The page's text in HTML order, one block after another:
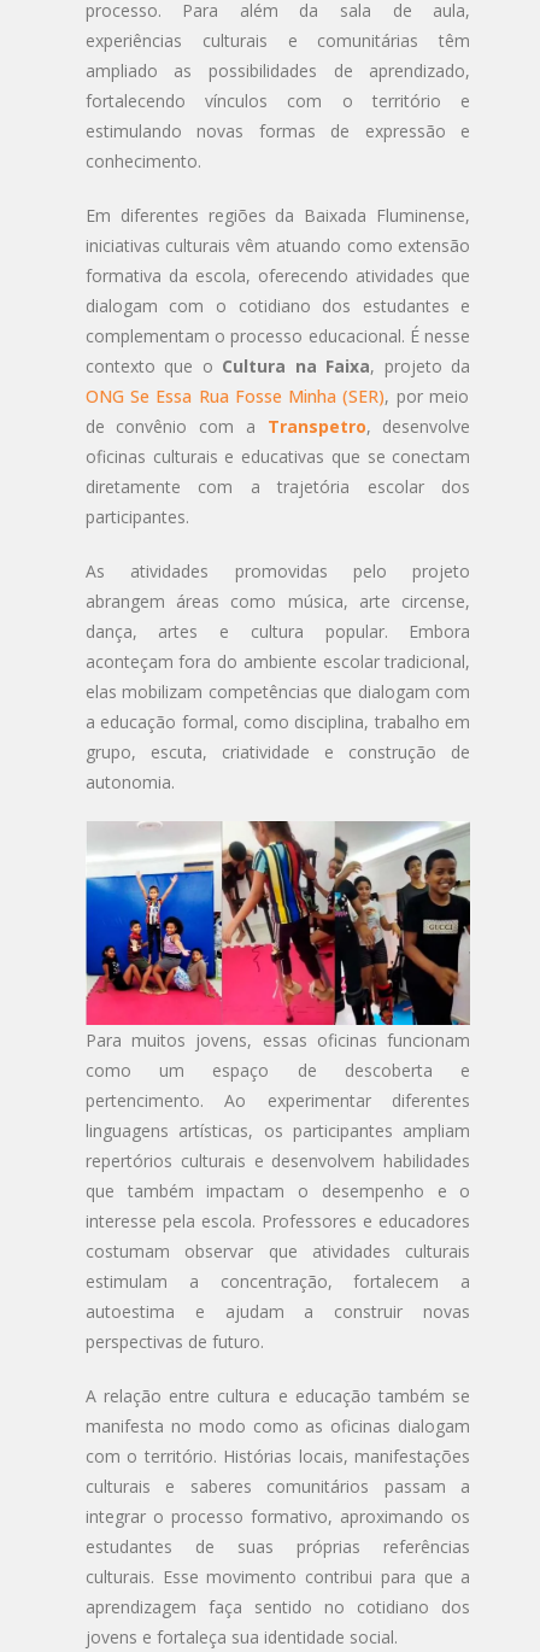
processo. Para além da sala de aula,
experiências culturais e comunitárias têm
ampliado as possibilidades de aprendizado,
fortalecendo vínculos com o território e
estimulando novas formas de expressão e
conhecimento.
Em diferentes regiões da Baixada Fluminense,
iniciativas culturais vêm atuando como extensão
formativa da escola, oferecendo atividades que
dialogam com o cotidiano dos estudantes e
complementam o processo educacional. É nesse
contexto que o Cultura na Faixa, projeto da
ONG Se Essa Rua Fosse Minha (SER), por meio
de convênio com a Transpetro, desenvolve
oficinas culturais e educativas que se conectam
diretamente com a trajetória escolar dos
participantes.
As atividades promovidas pelo projeto
abrangem áreas como música, arte circense,
dança, artes e cultura popular. Embora
aconteçam fora do ambiente escolar tradicional,
elas mobilizam competências que dialogam com
a educação formal, como disciplina, trabalho em
grupo, escuta, criatividade e construção de
autonomia.
Para muitos jovens, essas oficinas funcionam
como um espaço de descoberta e
pertencimento. Ao experimentar diferentes
linguagens artísticas, os participantes ampliam
repertórios culturais e desenvolvem habilidades
que também impactam o desempenho e o
interesse pela escola. Professores e educadores
costumam observar que atividades culturais
estimulam a concentração, fortalecem a
autoestima e ajudam a construir novas
perspectivas de futuro.
A relação entre cultura e educação também se
manifesta no modo como as oficinas dialogam
com o território. Histórias locais, manifestações
culturais e saberes comunitários passam a
integrar o processo formativo, aproximando os
estudantes de suas próprias referências
culturais. Esse movimento contribui para que a
aprendizagem faça sentido no cotidiano dos
jovens e fortaleça sua identidade social.